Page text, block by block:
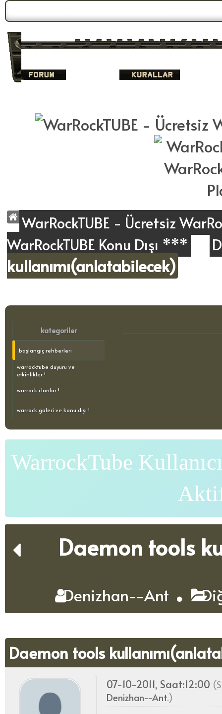
WarRockTUBE - Ücretsiz
WarRockTUBE Konu Dışı ***
kullanımı(anlatabilecek)
kategoriler
başlangıç rehberleri
warrocktube duyuru ve
etkinlikler !
warrock clanlar !
warrock galeri ve konu dışı !
WarrockTube
Daemon tools
Denizhan--Ant
Daemon tools
07-10-2011, Saat:12:00
Denizhan--Ant.)